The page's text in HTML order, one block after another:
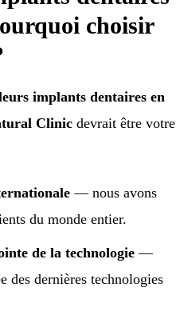
choisir
implants dentaires en
Clinic devrait être votre
— nous avons
du monde entier.
de la technologie —
des dernières technologies